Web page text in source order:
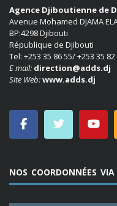
Agence Djiboutienne de
Avenue Mohamed DJAMA
BP:4298 Djibouti
République de Djibouti
Tel: +253 35 86 55/ +253 35 82
E mail: direction@adds.dj
Site Web:www.adds.dj
NOS COORDONNÉES